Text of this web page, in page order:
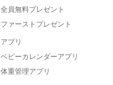
全員無料プレゼント
ファーストプレゼント
アプリ
ベビーカレンダーアプリ
体重管理アプリ